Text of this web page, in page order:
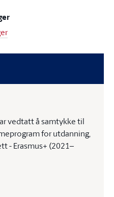
vedtatt å samtykke til
for utdanning,
- Erasmus+ (2021–